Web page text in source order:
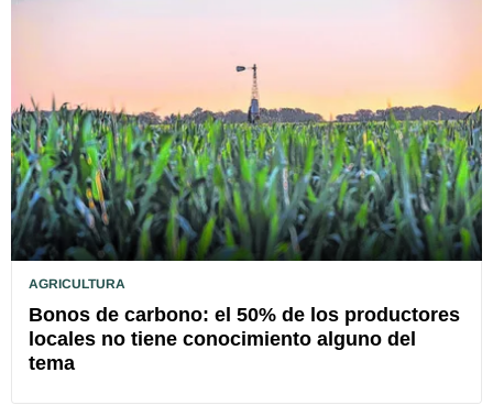
AGRICULTURA
Bonos de carbono: el 50% de los productores
locales no tiene conocimiento alguno del
tema